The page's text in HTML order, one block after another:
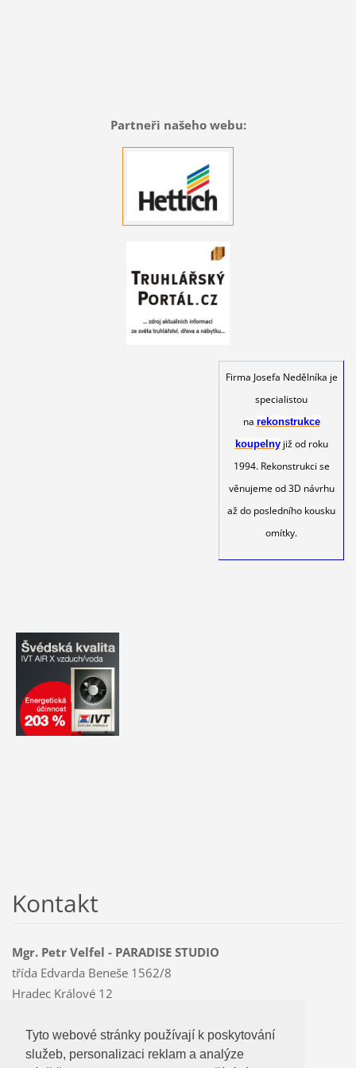
Tyto webové stránky používají k poskytování
služeb, personalizaci reklam a analýze
Tyto webové stránky používají k poskytování
služeb, personalizaci reklam a analýze
Partneři našeho webu:
Firma Josefa Nedělníka je
specialistou
na rekonstrukce
koupelny již od roku
1994. Rekonstrukci se
věnujeme od 3D návrhu
až do posledního kousku
omítky.
Kontakt
Mgr. Petr Velfel - PARADISE STUDIO
třída Edvarda Beneše 1562/8
Hradec Králové 12
Mobil: 603 478 763
paradise@czMEDIA.eu